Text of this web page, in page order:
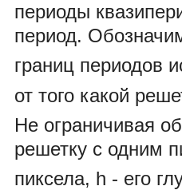
периоды
период.
границ периодов
от того какой
Не ограничивая
решетку с одним
пиксела, h - его